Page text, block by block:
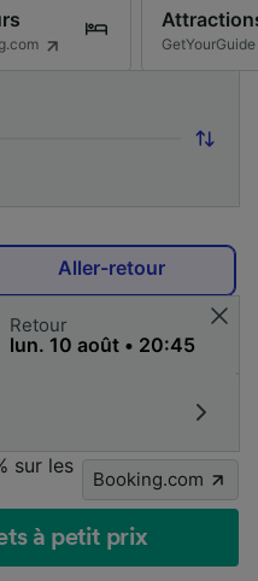
GetYourGuide
Aller-retour
Retour
sur les
Booking.com
à petit prix